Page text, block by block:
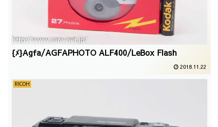
{ﾒ}Agfa/AGFAPHOTO ALF400/LeBox Flash
2018.11.22
RICOH